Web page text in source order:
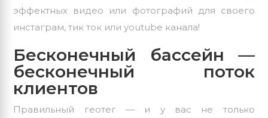
эффектных видео или фотографий для своего
инстаграм, тик ток или youtube канала!
Бесконечный бассейн —
бесконечный поток
клиентов
Правильный геотег — и у вас не только